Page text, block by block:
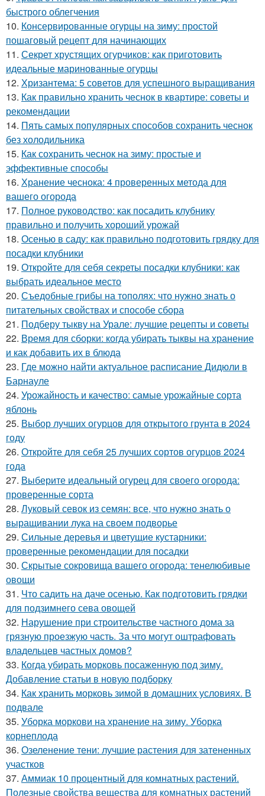
быстрого облегчения
10. Консервированные огурцы на зиму: простой
пошаговый рецепт для начинающих
11. Секрет хрустящих огурчиков: как приготовить
идеальные маринованные огурцы
12. Хризантема: 5 советов для успешного выращивания
13. Как правильно хранить чеснок в квартире: советы и
рекомендации
14. Пять самых популярных способов сохранить чеснок
без холодильника
15. Как сохранить чеснок на зиму: простые и
эффективные способы
16. Хранение чеснока: 4 проверенных метода для
вашего огорода
17. Полное руководство: как посадить клубнику
правильно и получить хороший урожай
18. Осенью в саду: как правильно подготовить грядку для
посадки клубники
19. Откройте для себя секреты посадки клубники: как
выбрать идеальное место
20. Съедобные грибы на тополях: что нужно знать о
питательных свойствах и способе сбора
21. Подберу тыкву на Урале: лучшие рецепты и советы
22. Время для сборки: когда убирать тыквы на хранение
и как добавить их в блюда
23. Где можно найти актуальное расписание Дидюли в
Барнауле
24. Урожайность и качество: самые урожайные сорта
яблонь
25. Выбор лучших огурцов для открытого грунта в 2024
году
26. Откройте для себя 25 лучших сортов огурцов 2024
года
27. Выберите идеальный огурец для своего огорода:
проверенные сорта
28. Луковый севок из семян: все, что нужно знать о
выращивании лука на своем подворье
29. Сильные деревья и цветущие кустарники:
проверенные рекомендации для посадки
30. Скрытые сокровища вашего огорода: тенелюбивые
овощи
31. Что садить на даче осенью. Как подготовить грядки
для подзимнего сева овощей
32. Нарушение при строительстве частного дома за
грязную проезжую часть. За что могут оштрафовать
владельцев частных домов?
33. Когда убирать морковь посаженную под зиму.
Добавление статьи в новую подборку
34. Как хранить морковь зимой в домашних условиях. В
подвале
35. Уборка моркови на хранение на зиму. Уборка
корнеплода
36. Озеленение тени: лучшие растения для затененных
участков
37. Аммиак 10 процентный для комнатных растений.
Полезные свойства вещества для комнатных растений